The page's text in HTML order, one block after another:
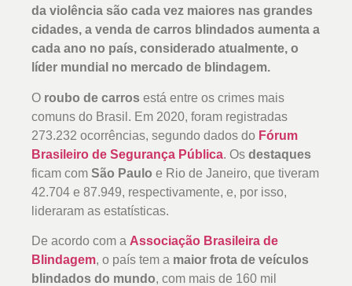
da violência são cada vez maiores nas grandes
cidades, a venda de carros blindados aumenta a
cada ano no país, considerado atualmente, o
líder mundial no mercado de blindagem.
O roubo de carros está entre os crimes mais
comuns do Brasil. Em 2020, foram registradas
273.232 ocorrências, segundo dados do Fórum
Brasileiro de Segurança Pública. Os destaques
ficam com São Paulo e Rio de Janeiro, que tiveram
42.704 e 87.949, respectivamente, e, por isso,
lideraram as estatísticas.
De acordo com a Associação Brasileira de
Blindagem, o país tem a maior frota de veículos
blindados do mundo, com mais de 160 mil